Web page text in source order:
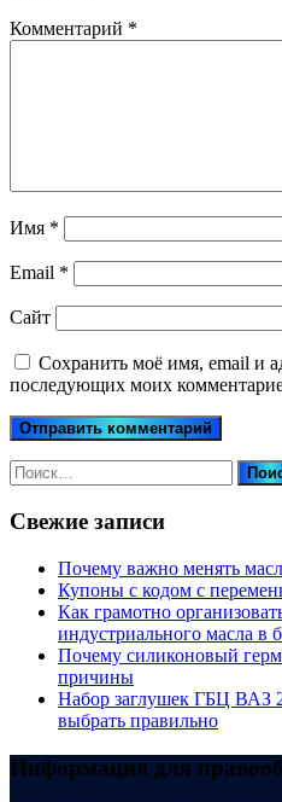
Комментарий *
Имя *
Email *
Сайт
Сохранить моё имя, email и
последующих моих
Найти:
Свежие записи
Почему важно менять
Купоны c кодом с
Как грамотно
индустриального масла в
Почему силиконовый
причины
Набор заглушек ГБЦ ВАЗ
выбрать правильно
Информация для